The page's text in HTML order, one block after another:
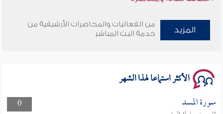
المزيد
من الفعاليات والمحاضرات الأرشيفية من
خدمة البث المباشر
الأكثر استماعا لهذا الشهر
0 سورة المسد